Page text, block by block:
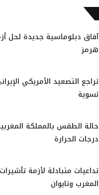
آفاق دبلوماسية جديدة لحل
هرمز
تراجع التصعيد الأمريكي
تسوية
حالة الطقس بالمملكة
درجات الحرارة
تداعيات متبادلة لأزمة
المغرب وتايوان